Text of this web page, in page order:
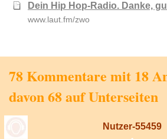
Dein Hip Hop-Radio. Danke,
www.laut.fm/zwo
78 Kommentare mit 18
davon 68 auf Unterseiten
Nutzer-55459